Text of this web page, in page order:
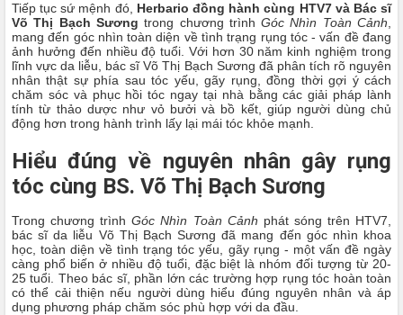
Tiếp tục sứ mệnh đó, Herbario đồng hành cùng HTV7 và Bác sĩ
Võ Thị Bạch Sương trong chương trìnhGóc Nhìn Toàn Cảnh
mang đến góc nhìn toàn diện về tình trạng rụng tóc - vấn đề đang
ảnh hưởng đến nhiều độ tuổi. Với hơn 30 năm kinh nghiệm trong
lĩnh vực da liễu, bác sĩ Võ Thị Bạch Sương đã phân tích rõ nguyên
nhân thật sự phía sau tóc yếu, gãy rụng, đồng thời gợi ý cách
chăm sóc và phục hồi tóc ngay tại nhà bằng các giải pháp lành
tính từ thảo dược như vỏ bưởi và bồ kết, giúp người dùng chủ
động hơn trong hành trình lấy lại mái tóc khỏe mạnh.
Hiểu đúng về nguyên nhân gây rụng
tóc cùng BS. Võ Thị Bạch Sương
Trong chương trìnhGóc Nhìn Toàn Cảnh phát sóng trên HTV7,
bác sĩ da liễu Võ Thị Bạch Sương đã mang đến góc nhìn khoa
học, toàn diện về tình trạng tóc yếu, gãy rụng - một vấn đề ngày
càng phổ biến ở nhiều độ tuổi, đặc biệt là nhóm đối tượng từ 20-
25 tuổi. Theo bác sĩ, phần lớn các trường hợp rụng tóc hoàn toàn
có thể cải thiện nếu người dùng hiểu đúng nguyên nhân và áp
dụng phương pháp chăm sóc phù hợp với da đầu.